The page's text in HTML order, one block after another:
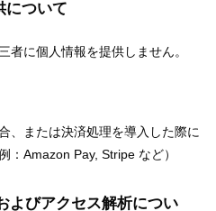
について
者に個人情報を提供しません。
、または決済処理を導入した際に
：Amazon Pay, Stripe など）
よびアクセス解析につい